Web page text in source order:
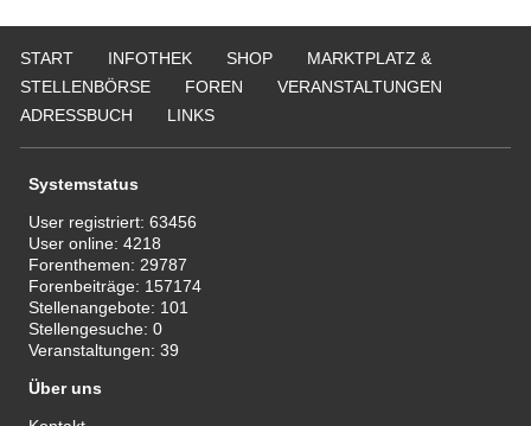
START INFOTHEK SHOP
MARKTPLATZ &
STELLENBÖRSE
FOREN
VERANSTALTUNGEN
ADRESSBUCH
LINKS
Systemstatus
User registriert:63456
User online:4218
Forenthemen: 29787
Forenbeiträge: 157174
Stellenangebote: 101
Stellengesuche:0
Veranstaltungen:39
Über uns